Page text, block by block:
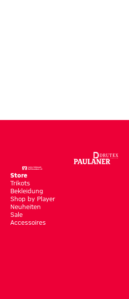
Store
Trikots
Bekleidung
Shop by Player
Neuheiten
Sale
Accessoires